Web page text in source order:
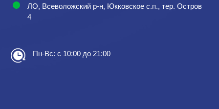
ЛО, Всеволожский р-н, Юкковское с.п., тер. Остров
4
Пн-Вс: с 10:00 до 21:00